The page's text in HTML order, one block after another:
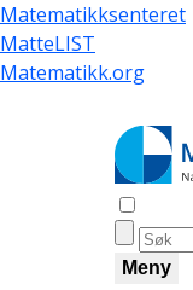
Hopp
til
hovedinnhold
Matematikksenteret
MatteLIST
Matematikk.org
Meny